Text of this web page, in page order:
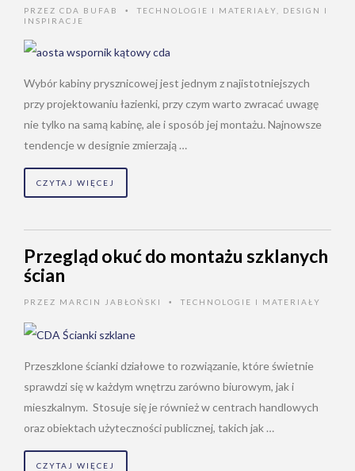
PRZEZ CDA BUFAB • TECHNOLOGIE I MATERIAŁY
DESIGN I
INSPIRACJE
Wybór kabiny prysznicowej jest jednym z najistotniejszych
przy projektowaniu łazienki, przy czym warto zwracać uwagę
nie tylko na samą kabinę, ale i sposób jej montażu. Najnowsze
tendencje w designie zmierzają …
CZYTAJ WIĘCEJ
Przegląd okuć do montażu szklanych
ścian
PRZEZ MARCIN JABŁOŃSKI • TECHNOLOGIE I MATERIAŁY
Przeszklone ścianki działowe to rozwiązanie, które świetnie
sprawdzi się w każdym wnętrzu zarówno biurowym, jak i
mieszkalnym. Stosuje się je również w centrach handlowych
oraz obiektach użyteczności publicznej, takich jak …
CZYTAJ WIĘCEJ